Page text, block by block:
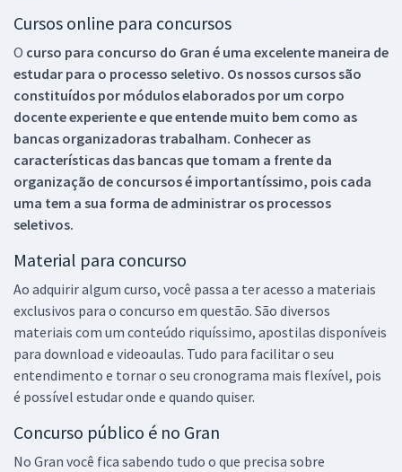
Cursos online para concursos
O curso para concurso do Gran é uma excelente maneira de
estudar para o processo seletivo. Os nossos cursos são
constituídos por módulos elaborados por um corpo
docente experiente e que entende muito bem como as
bancas organizadoras trabalham. Conhecer as
características das bancas que tomam a frente da
organização de concursos é importantíssimo, pois cada
uma tem a sua forma de administrar os processos
seletivos.
Material para concurso
Ao adquirir algum curso, você passa a ter acesso a materiais
exclusivos para o concurso em questão. São diversos
materiais com um conteúdo riquíssimo, apostilas disponíveis
para download e videoaulas. Tudo para facilitar o seu
entendimento e tornar o seu cronograma mais flexível, pois
é possível estudar onde e quando quiser.
Concurso público é no Gran
No Gran você fica sabendo tudo o que precisa sobre